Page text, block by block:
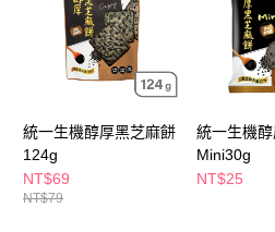
１．透過由恩沛科技股份有限公司提供之
易，需依本服務之必要範圍內提供個人資
權轉讓予恩沛科技股份有限公司。
２．關於個人資料處理事宜，請瀏覽以下網
https://aftee.tw/terms/#terms3
「AFTEE先享後付」，若未經同意申辦者
任。
４．使用「AFTEE先享後付」時，將依據
時審查核予不同之上限額度；若仍有額度
請求用戶進行身份認證。
每筆NT$65，滿NT$490(含以上)免運
付款後7-11取貨
每筆NT$65，滿NT$490(含以上)免運
宅配(本島)
每筆NT$100，滿NT$790(含以上)免運
付款後寶雅門市自取(由倉庫統一出貨)
統一生機醇厚黑芝麻餅
124g
NT$69
NT$79
統一生機
Mini30g
NT$25